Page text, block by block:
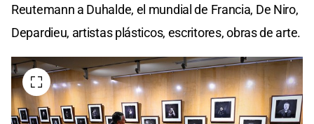
Reutemann a Duhalde, el mundial de Francia, De Niro,
Depardieu, artistas plásticos, escritores, obras de arte.